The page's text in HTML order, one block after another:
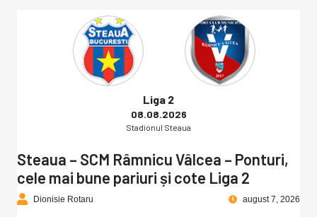
Liga 2
08.08.2026
Stadionul Steaua
Steaua – SCM Râmnicu Vâlcea – Ponturi,
cele mai bune pariuri și cote Liga 2
Dionisie Rotaru august 7, 2026